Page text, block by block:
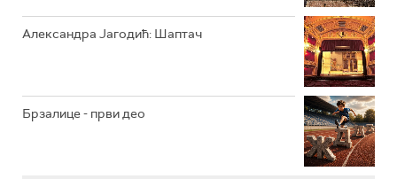
Александра Јагодић: Шаптач
Брзалице - први део